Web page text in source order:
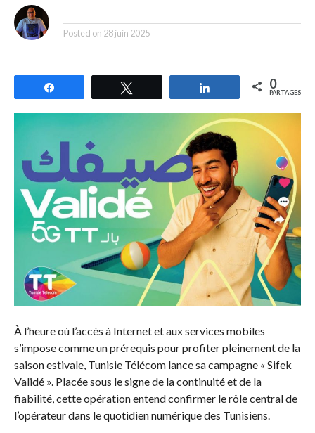
Posted on 28 juin 2025
Partagez 0
PARTAGES
À l’heure où l’accès à Internet et aux services mobiles
s’impose comme un prérequis pour profiter pleinement de la
saison estivale, Tunisie Télécom lance sa campagne « Sifek
Validé ». Placée sous le signe de la continuité et de la
fiabilité, cette opération entend confirmer le rôle central de
l’opérateur dans le quotidien numérique des Tunisiens.